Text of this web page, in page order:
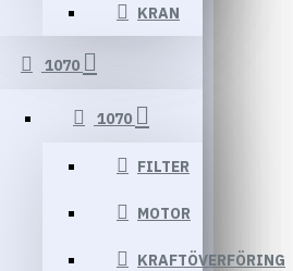
KRAN
1070
1070
FILTER
MOTOR
KRAFTÖVERFÖRING